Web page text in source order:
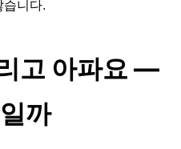
습니다.
고 아파요 —
까